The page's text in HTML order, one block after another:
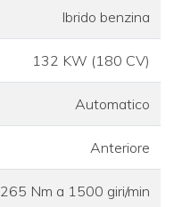
Ibrido benzina
132 KW (180 CV)
Automatico
Anteriore
265 Nm a 1500 giri/min